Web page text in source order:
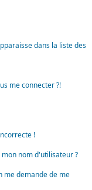
dans la liste des
me connecter ?!
!
nom d'utilisateur ?
me demande de me